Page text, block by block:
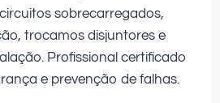
sobrecarregados,
trocamos disjuntores e
Profissional certificado
e prevenção de falhas.